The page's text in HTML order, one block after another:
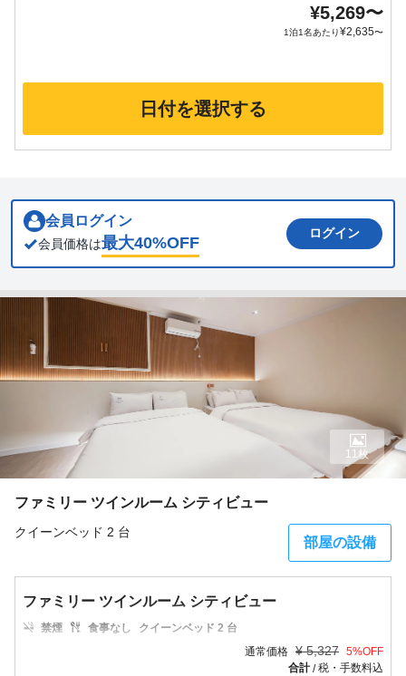
¥5,269〜
1泊1名あたり¥2,635〜
日付を選択する
会員ログイン
会員価格は最大40%OFF
ログイン
ファミリー ツインルーム シティビュー
クイーンベッド 2 台
部屋の設備
11枚
ファミリー ツインルーム シティビュー
禁煙 食事なし
クイーンベッド 2 台
通常価格 ¥ 5,327 5%OFF
合計/税・手数料込